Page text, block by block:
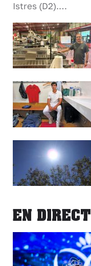
Istres (D2).…
EN DIRECT